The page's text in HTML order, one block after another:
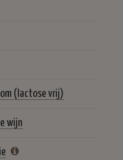
(lactose vrij)
wijn